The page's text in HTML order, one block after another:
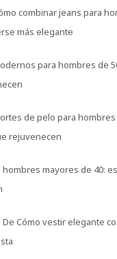
combinar jeans para
más elegante
para hombres de
de pelo para hombres
rejuvenecen
hombres mayores de 40:
De Cómo vestir elegante